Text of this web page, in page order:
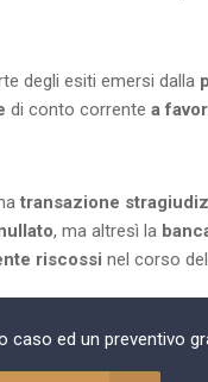
degli esiti emersi dalla
di conto corrente a
transazione
, ma altresì la
riscossi nel corso
caso ed un preventivo